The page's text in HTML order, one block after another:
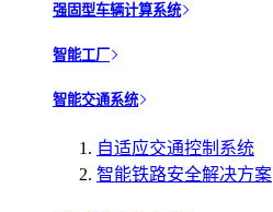
强固型车辆计算系统
智能工厂
智能交通系统
自适应交通控制系统
智能铁路安全解决方案